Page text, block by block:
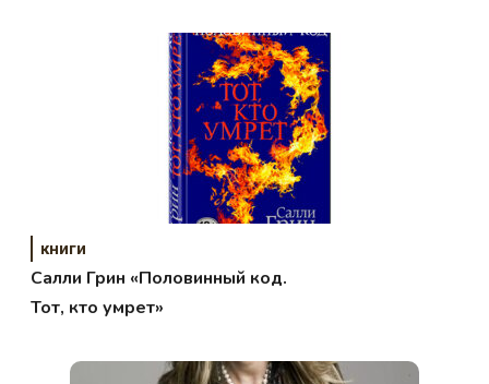
книги
Салли Грин «Половинный код.
Тот, кто умрет»